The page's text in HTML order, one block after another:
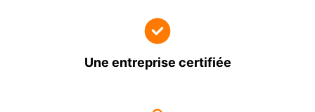
Une entreprise certifiée